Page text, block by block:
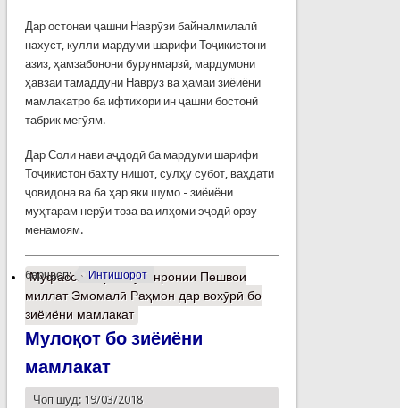
Дар остонаи ҷашни Наврӯзи байналмилалӣ
нахуст, кулли мардуми шарифи Тоҷикистони
азиз, ҳамзабонони бурунмарзӣ, мардумони
ҳавзаи тамаддуни Наврӯз ва ҳамаи зиёиёни
мамлакатро ба ифтихори ин ҷашни бостонӣ
табрик мегӯям.
Дар Соли нави аҷдодӣ ба мардуми шарифи
Тоҷикистон бахту нишот, сулҳу субот, ваҳдати
ҷовидона ва ба ҳар яки шумо - зиёиёни
муҳтарам нерӯи тоза ва илҳоми эҷодӣ орзу
менамоям.
барчасп: Интишорот
Муфассалтаро Суханронии Пешвои
миллат Эмомалӣ Раҳмон дар вохӯрӣ бо
зиёиёни мамлакат
Мулоқот бо зиёиёни
мамлакат
Чоп шуд: 19/03/2018